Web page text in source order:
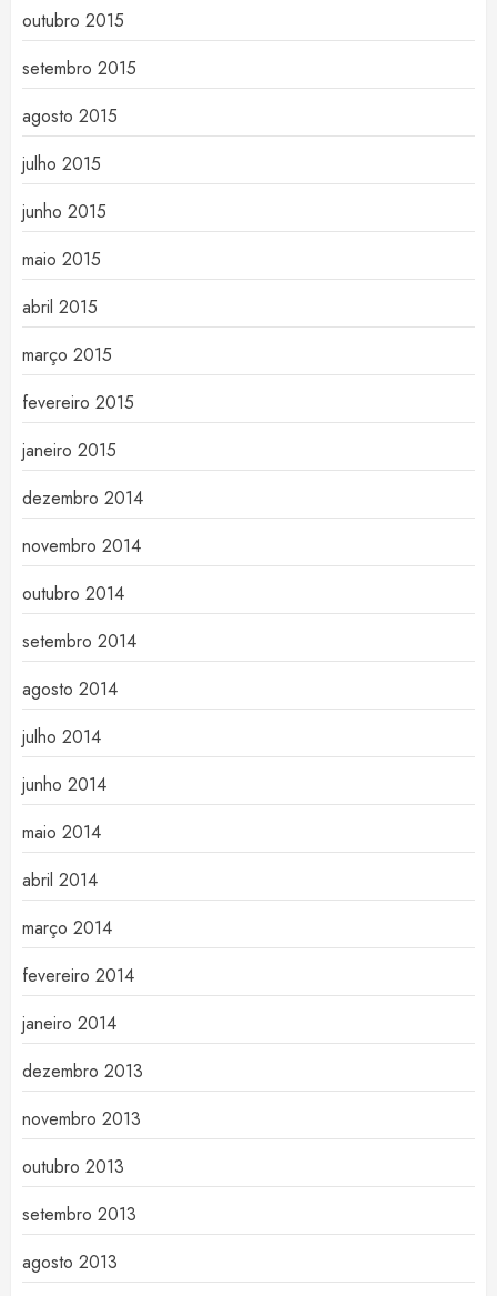
outubro 2015
setembro 2015
agosto 2015
julho 2015
junho 2015
maio 2015
abril 2015
março 2015
fevereiro 2015
janeiro 2015
dezembro 2014
novembro 2014
outubro 2014
setembro 2014
agosto 2014
julho 2014
junho 2014
maio 2014
abril 2014
março 2014
fevereiro 2014
janeiro 2014
dezembro 2013
novembro 2013
outubro 2013
setembro 2013
agosto 2013